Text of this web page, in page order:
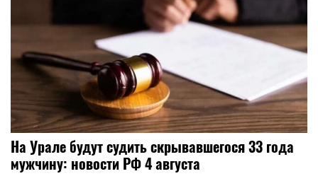
На Урале будут судить скрывавшегося 33 года
мужчину: новости РФ 4 августа